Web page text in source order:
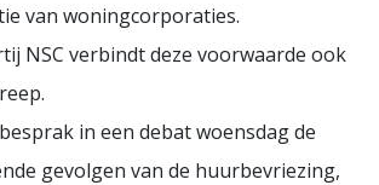
van woningcorporaties.
NSC verbindt deze voorwaarde ook
in een debat woensdag de
gevolgen van de huurbevriezing,